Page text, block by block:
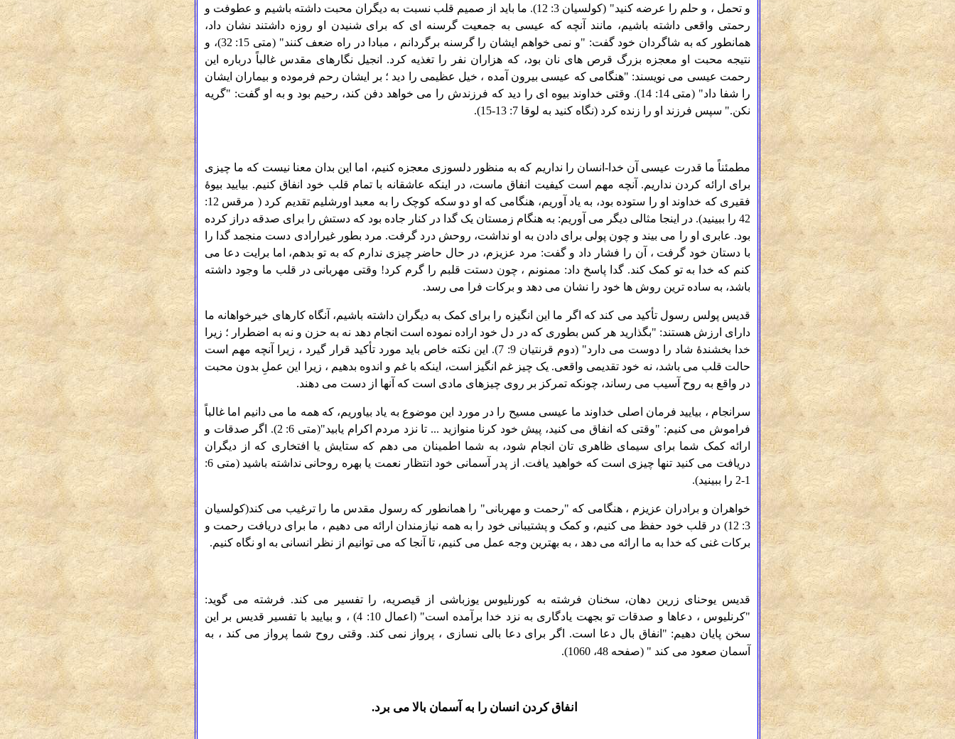
و تحمل ، و حلم را عرضه کنید" (کولسیان 3: 12). ما باید از صمیم قلب نسبت به دیگران محبت داشته باشیم و عطوفت و
رحمتی واقعی داشته باشیم، مانند آنچه که عیسی به جمعیت گرسنه ای که برای شنیدن او روزه داشتند نشان داد،
همانطور که به شاگردان خود گفت: "و نمی خواهم ایشان را گرسنه برگردانم ، مبادا در راه ضعف کنند" (متی 15: 32)، و
نتیجه محبت او معجزه بزرگ قرص های نان بود، که هزاران نفر را تغذیه کرد. انجیل نگارهای مقدس غالباً درباره این
رحمت عیسی می نویسند: "هنگامی که عیسی بیرون آمده ، خیل عظیمی را دید ؛ بر ایشان رحم فرموده و بیماران ایشان
را شفا داد" (متی 14: 14). وقتی خداوند بیوه ای را دید که فرزندش را می خواهد دفن کند، رحیم بود و به او گفت: "گریه
نکن." سپس فرزند او را زنده کرد (نگاه کنید به لوقا 7: 13-15).
مطمئناً ما قدرت عیسی آن خدا-انسان را نداریم که به منظور دلسوزی معجزه کنیم، اما این بدان معنا نیست که ما چیزی
برای ارائه کردن نداریم. آنچه مهم است کیفیت انفاق ماست، در اینکه عاشقانه با تمام قلب خود انفاق کنیم. بیایید بیوۀ
فقیری که خداوند او را ستوده بود، به یاد آوریم، هنگامی که او دو سکه کوچک را به معبد اورشلیم تقدیم کرد ( مرقس 12:
42 را ببینید). در اینجا مثالی دیگر می آوریم: به هنگام زمستان یک گدا در کنار جاده بود که دستش را برای صدقه دراز کرده
بود. عابری او را می بیند و چون پولی برای دادن به او نداشت، روحش درد گرفت. مرد بطور غیرارادی دست منجمد گدا را
با دستان خود گرفت ، آن را فشار داد و گفت: مرد عزیزم، در حال حاضر چیزی ندارم که به تو بدهم، اما برایت دعا می
کنم که خدا به تو کمک کند. گدا پاسخ داد: ممنونم ، چون دستت قلبم را گرم کرد! وقتی مهربانی در قلب ما وجود داشته
باشد، به ساده ترین روش ها خود را نشان می دهد و برکات فرا می رسد.
قدیس پولس رسول تأکید می کند که اگر ما این انگیزه را برای کمک به دیگران داشته باشیم، آنگاه کارهای خیرخواهانه ما
دارای ارزش هستند: "بگذارید هر کس بطوری که در دل خود اراده نموده است انجام دهد نه به حزن و نه به اضطرار ؛ زیرا
خدا بخشندۀ شاد را دوست می دارد" (دوم قرنتیان 9: 7). این نکته خاص باید مورد تأکید قرار گیرد ، زیرا آنچه مهم است
حالت قلب می باشد، نه خود تقدیمی واقعی. یک چیز غم انگیز است، اینکه با غم و اندوه بدهیم ، زیرا این عملِ بدون محبت
در واقع به روح آسیب می رساند، چونکه تمرکز بر روی چیزهای مادی است که آنها از دست می دهند.
سرانجام ، بیایید فرمان اصلی خداوند ما عیسی مسیح را در مورد این موضوع به یاد بیاوریم، که همه ما می دانیم اما غالباً
فراموش می کنیم: "وقتی که انفاق می کنید، پیش خود کرنا منوازید ... تا نزد مردم اکرام یابید"(متی 6: 2). اگر صدقات و
ارائه کمک شما برای سیمای ظاهری تان انجام شود، به شما اطمینان می دهم که ستایش یا افتخاری که از دیگران
دریافت می کنید تنها چیزی است که خواهید یافت. از پدر آسمانی خود انتظار نعمت یا بهره روحانی نداشته باشید (متی 6:
1-2 را ببینید).
خواهران و برادران عزیزم ، هنگامی که "رحمت و مهربانی" را همانطور که رسول مقدس ما راترغيب می کند(کولسیان
3: 12) در قلب خود حفظ می کنیم، و کمک و پشتیبانی خود را به همه نیازمندان ارائه می دهیم ، ما برای دریافت رحمت و
برکات غنی که خدا به ما ارائه می دهد ، به بهترین وجه عمل می کنیم، تا آنجا که می توانیم از نظر انسانی به او نگاه کنیم.
قدیس یوحنای زرین دهان، سخنان فرشته به کورنلیوس یوزباشی از قیصریه، را تفسیر می کند. فرشته می گوید:
"کرنلیوس ، دعاها و صدقات تو بجهت یادگاری به نزد خدا برآمده است" (اعمال 10: 4) ، و بیایید با تفسیر قدیس بر این
سخن پایان دهیم: "انفاق بال دعا است. اگر برای دعا بالی نسازی ، پرواز نمی کند. وقتی روح شما پرواز می کند ، به
آسمان صعود می کند " (صفحه 48، 1060).
انفاق کردن انسان را به آسمان بالا می برد.